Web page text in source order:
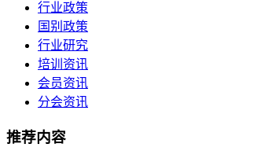
行业政策
国别政策
行业研究
培训资讯
会员资讯
分会资讯
推荐内容